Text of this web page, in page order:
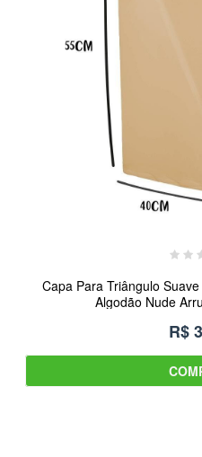
Capa Para Triângulo
Algodão Nude
R$